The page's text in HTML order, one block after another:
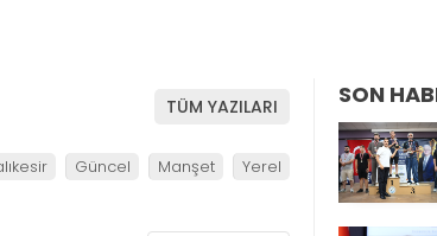
TÜM YAZILARI
Güncel Manşet Yerel
SON